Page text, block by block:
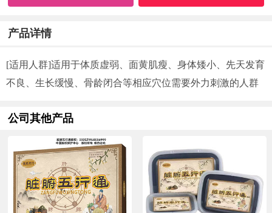
产品详情
[适用人群]适用于体质虚弱、面黄肌瘦、身体矮小、先天发育
不良、生长缓慢、骨龄闭合等相应穴位需要外力刺激的人群
公司其他产品